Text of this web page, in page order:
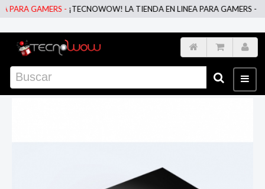
GAMERS -¡TECNOWOW! LA TIENDA EN LINEA PARA GAMERS -